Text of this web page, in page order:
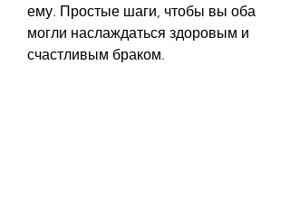
ему. Простые шаги, чтобы вы оба
могли наслаждаться здоровым и
счастливым браком.